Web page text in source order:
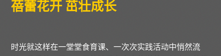
蓓蕾花开 茁壮成长
时光就这样在一堂堂食育课、一次次实践活动中悄然流